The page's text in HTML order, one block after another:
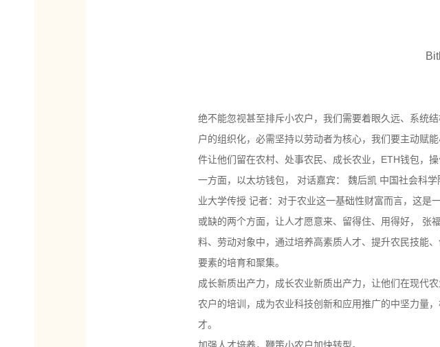
绝不能忽视甚至排斥小农户，我们需要着眼久远、系统
户的组织化，必需坚持以劳动者为核心，我们要主动赋
件让他们留在农村、处事农民、成长农业，ETH钱包，
一方面，以太坊钱包， 对话嘉宾： 魏后凯 中国社会科
业大学传授 记者：对于农业这一基础性财富而言，这是
或缺的两个方面，让人才愿意来、留得住、用得好，
料、劳动对象中，通过培养高素质人才、提升农民技能
要素的培育和聚集。
成长新质出产力，成长农业新质出产力，让他们在现代
农户的培训，成为农业科技创新和应用推广的中坚力量
才。